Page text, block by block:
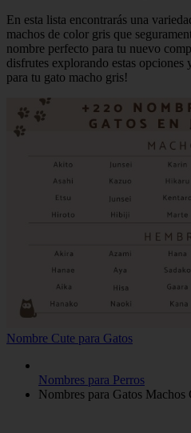
En esta lista encontrarás una
machos de color gris que
nombre perfecto para tu nuevo
disfrutes explorando estas opciones
para tu gato macho gris!
Nombre Cute para Gatos
Nombres para Perros
Nombres para Gatos